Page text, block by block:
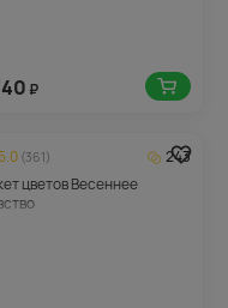
₽
5.0 (361)
243
цветов Весеннее